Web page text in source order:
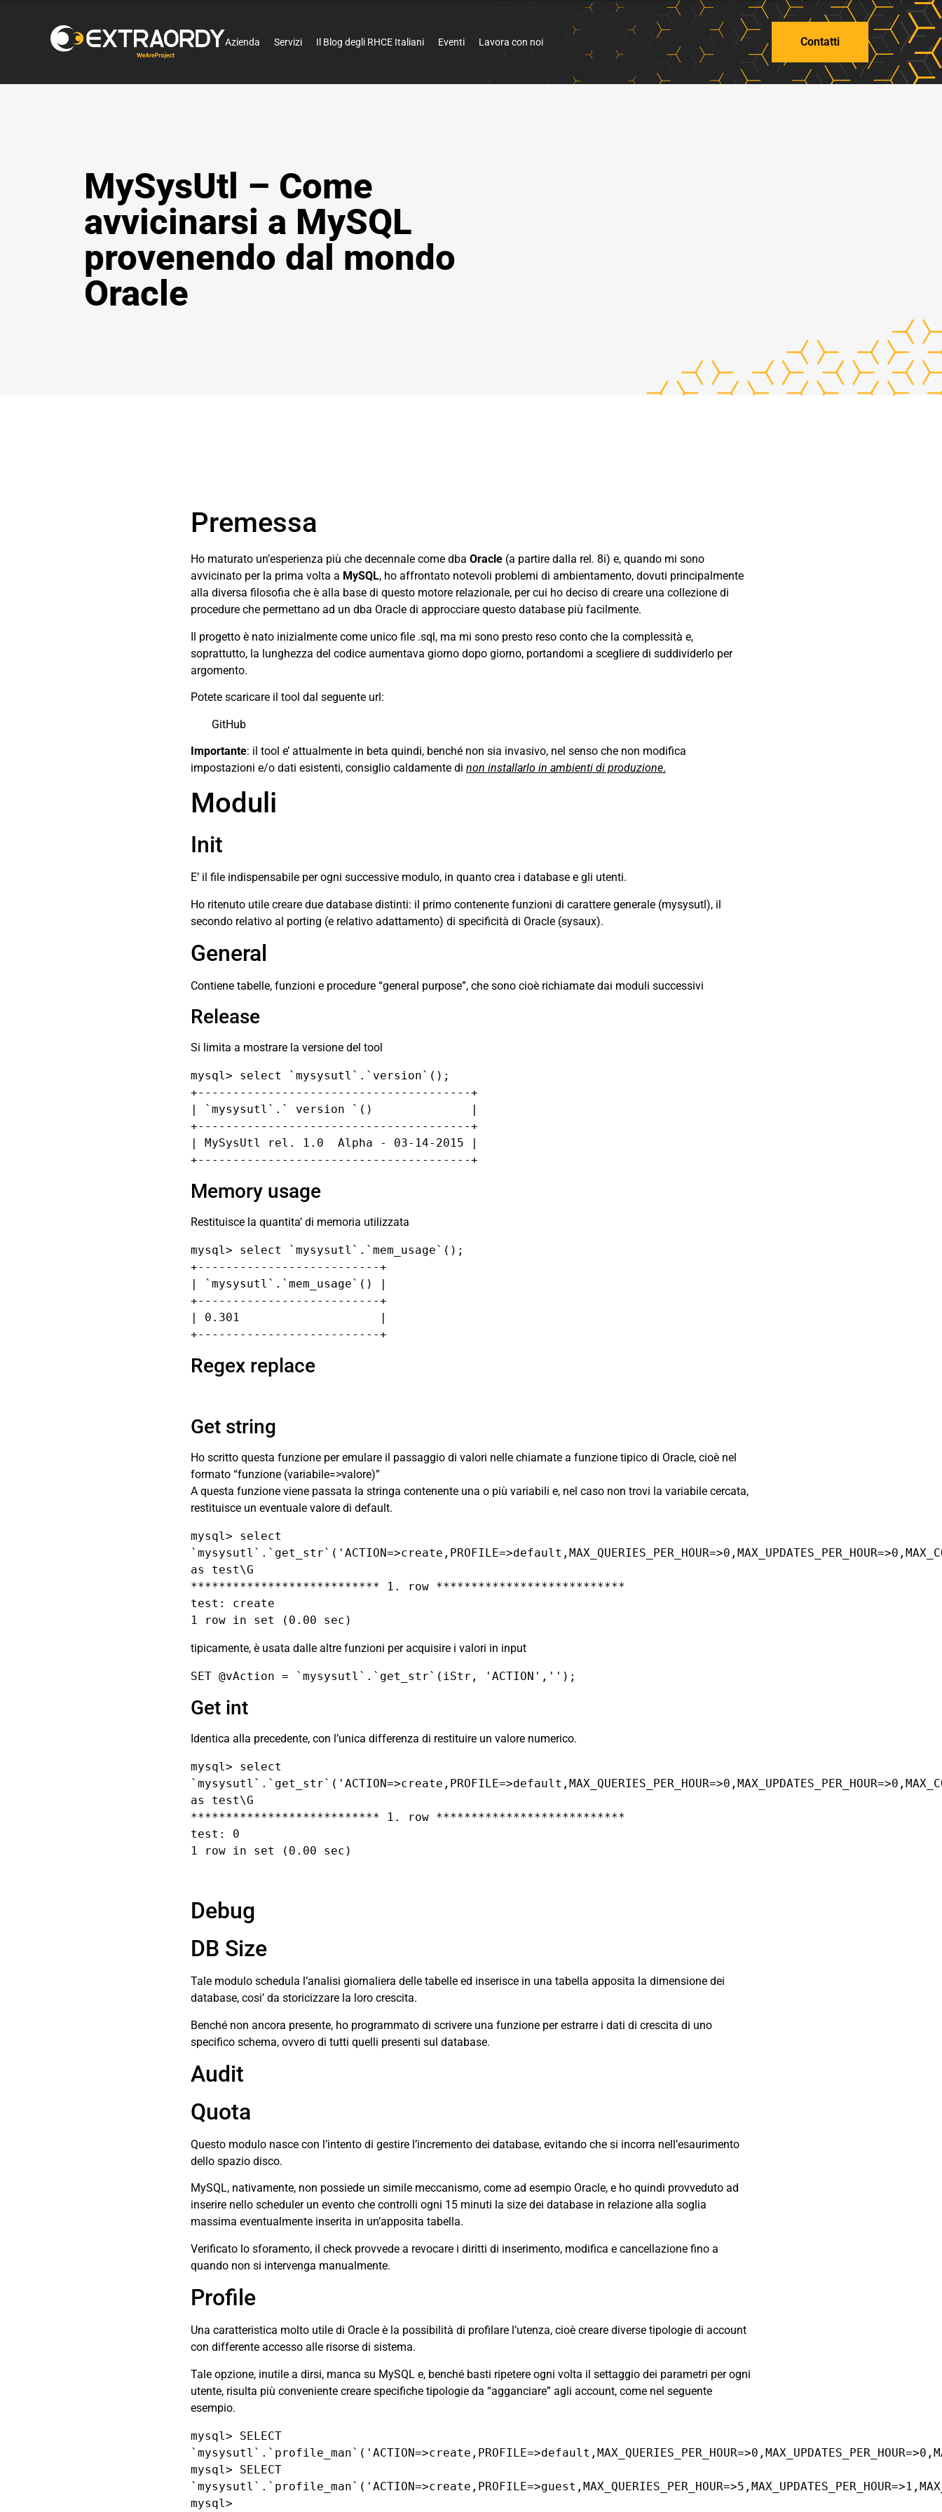
Azienda Servizi Il Blog degli RHCE Italiani Eventi Lavora con noi Contatti
MySysUtl – Come
avvicinarsi a MySQL
provenendo dal mondo
Oracle
Premessa
Ho maturato un’esperienza più che decennale come dba Oracle (a partire dalla rel. 8i) e, quando mi sono
avvicinato per la prima volta a MySQL, ho affrontato notevoli problemi di ambientamento, dovuti principalmente
alla diversa filosofia che è alla base di questo motore relazionale, per cui ho deciso di creare una collezione di
procedure che permettano ad un dba Oracle di approcciare questo database più facilmente.
Il progetto è nato inizialmente come unico file .sql, ma mi sono presto reso conto che la complessità e,
soprattutto, la lunghezza del codice aumentava giorno dopo giorno, portandomi a scegliere di suddividerlo per
argomento.
Potete scaricare il tool dal seguente url:
GitHub
Importante: il tool e’ attualmente in beta quindi, benché non sia invasivo, nel senso che non modifica
impostazioni e/o dati esistenti, consiglio caldamente di non installarlo in ambienti di produzione.
Moduli
Init
E’ il file indispensabile per ogni successive modulo, in quanto crea i database e gli utenti.
Ho ritenuto utile creare due database distinti: il primo contenente funzioni di carattere generale (mysysutl), il
secondo relativo al porting (e relativo adattamento) di specificità di Oracle (sysaux).
General
Contiene tabelle, funzioni e procedure “general purpose”, che sono cioè richiamate dai moduli successivi
Release
Si limita a mostrare la versione del tool
mysql> select `mysysutl`.`version`();
+---------------------------------------+
| `mysysutl`.` version `()              |
+---------------------------------------+
| MySysUtl rel. 1.0  Alpha - 03-14-2015 |
+---------------------------------------+
Memory usage
Restituisce la quantita’ di memoria utilizzata
mysql> select `mysysutl`.`mem_usage`();
+--------------------------+
| `mysysutl`.`mem_usage`() |
+--------------------------+
| 0.301                    |
+--------------------------+
Regex replace
Get string
Ho scritto questa funzione per emulare il passaggio di valori nelle chiamate a funzione tipico di Oracle, cioè nel
formato “funzione (variabile=>valore)”
A questa funzione viene passata la stringa contenente una o più variabili e, nel caso non trovi la variabile cercata,
restituisce un eventuale valore di default.
mysql> select
as test\G
*************************** 1. row ***************************
test: create
1 row in set (0.00 sec)
tipicamente, è usata dalle altre funzioni per acquisire i valori in input
SET @vAction = `mysysutl`.`get_str`(iStr, 'ACTION','');
Get int
Identica alla precedente, con l’unica differenza di restituire un valore numerico.
mysql> select
as test\G
*************************** 1. row ***************************
test: 0
1 row in set (0.00 sec)
Debug
DB Size
Tale modulo schedula l’analisi giornaliera delle tabelle ed inserisce in una tabella apposita la dimensione dei
database, cosi’ da storicizzare la loro crescita.
Benché non ancora presente, ho programmato di scrivere una funzione per estrarre i dati di crescita di uno
specifico schema, ovvero di tutti quelli presenti sul database.
Audit
Quota
Questo modulo nasce con l’intento di gestire l’incremento dei database, evitando che si incorra nell’esaurimento
dello spazio disco.
MySQL, nativamente, non possiede un simile meccanismo, come ad esempio Oracle, e ho quindi provveduto ad
inserire nello scheduler un evento che controlli ogni 15 minuti la size dei database in relazione alla soglia
massima eventualmente inserita in un’apposita tabella.
Verificato lo sforamento, il check provvede a revocare i diritti di inserimento, modifica e cancellazione fino a
quando non si intervenga manualmente.
Profile
Una caratteristica molto utile di Oracle è la possibilità di profilare l’utenza, cioè creare diverse tipologie di account
con differente accesso alle risorse di sistema.
Tale opzione, inutile a dirsi, manca su MySQL e, benché basti ripetere ogni volta il settaggio dei parametri per ogni
utente, risulta più conveniente creare specifiche tipologie da “agganciare” agli account, come nel seguente
esempio.
mysql> SELECT
mysql> SELECT
mysql>